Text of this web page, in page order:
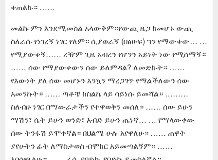
ቀጠልኩ። ……
መልኩ ምን እንደሚመስል አላውቅም።የውጪ ዜጋ ከመሆኑ ውጪ
ስለራሱ የነገረኝ ነገር የለም። ሲያወራኝ (በፅሁፍ) ግን የማውቀው… …
የሚያውቀኝ…… ረዥም ጊዜ አብረን የሆንን አይነት ነው የሚሰማኝ።
…… ሰው የማያውቀውን ሰው ይለምዳል? ለመድኩት። ……
የእውነት ያለ ሰው መሆኑን እንኳን ማረጋገጥ የማልችለውን ሰው
አመንኩት። …… ጣቶቼ ከስልኬ ላይ ሳይነሱ ይመሻል። ………
ስለብዙ ነገር በማውራታችን የተዋወቅን መሰለ። …… ሰው ይሁን
ማሽን፣ ሴት ይሁን ወንድ፣ እብድ ይሁን ጤነኛ… … የማላውቀው
ሰው ትንፋሽ ይሞቀኛል። በህልሜ ሁሉ አየዋለሁ። …… ጠዋት
ያየሁትን ፊት ለማስታወስ ብሞክር አይመጣልኝም። ……